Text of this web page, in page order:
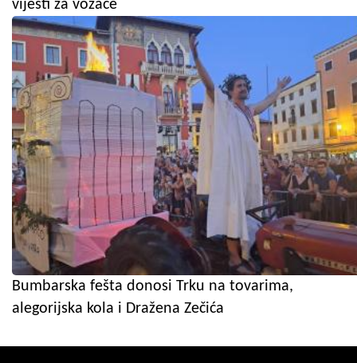
vijesti za vozače
Bumbarska fešta donosi Trku na tovarima,
alegorijska kola i Dražena Zečića